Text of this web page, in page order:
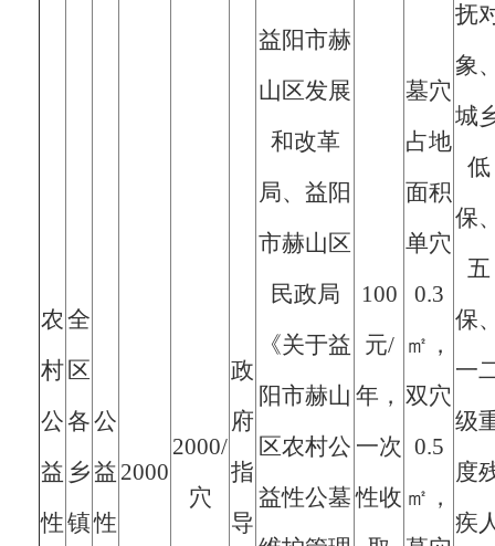
农
村
公
益
性
全
区
各
乡
镇
公
益
性
2000
2000/
穴
政
府
指
导
益阳市赫
山区发展
和改革
局、益阳
市赫山区
民政局
《关于益
阳市赫山
区农村公
益性公墓
100
元/
年，
一次
性收
墓穴
占地
面积
单穴
0.3
㎡，
双穴
0.5
㎡，
抚
象
城
低
保
五
保
一
级
度
疾